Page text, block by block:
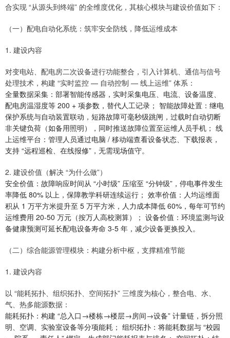
合实现 “从源头到终端” 的全维度优化，其核心模块与建设价值如下：
（一）配电自动化系统：筑牢安全防线，降低运维成本
1. 建设内容
对变电站、配电房二次设备进行功能整合，引入计算机、通信与信号
处理技术，构建 “实时监控 — 自动控制 — 线上运维” 体系：
全量数据采集：部署智能传感器，实时采集电压、电流、设备温度、
配电房温湿度等 200 + 项参数，替代人工记录； 智能故障处置：继电
保护系统与自动装置联动，短路故障可毫秒级跳闸，过载时自动切断
非关键负荷（如备用照明），同时推送故障位置至运维人员手机； 线
上运维平台：管理人员通过电脑 / 移动端查看设备状态、下载报表，
支持 “远程巡检、在线报修”，无需现场值守。
2. 建设价值（解决 “为什么做”）
安全价值：故障响应时间从 “小时级” 压缩至 “分钟级”，停电事件发生
率降低 80% 以上，保障教学科研连续运行； 效率价值：人均运维面
积从 1 万平方米提升至 5 万平方米，人力成本降低 60%，每年可节约
运维费用 20-50 万元（按万人高校测算）； 设备价值：环境监测与设
备健康预测可延长配电设备寿命 3-5 年，减少设备更换投入。
（二）综合能源管理模块：构建分析中枢，支撑精准节能
1. 建设内容
以 “能耗拓扑、组织拓扑、空间拓扑” 三维度为核心，整合电、水、
气、热多能源数据：
能耗拓扑：构建 “总入口→楼栋→楼层→房间→设备” 计量链，拆分照
明、空调、实验室设备等分项能耗； 组织拓扑：将能耗数据与 “校园